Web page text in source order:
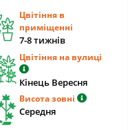
Цвітіння в
приміщенні
7-8 тижнів
Цвітіння на вулиці
Кінець Вересня
Висота зовні
Середня